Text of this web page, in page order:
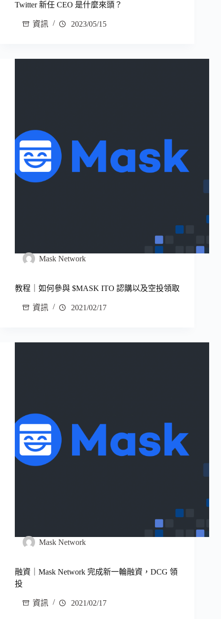
Twitter 新任 CEO 是什麼來頭？
資訊 2023/05/15
Mask Network
教程｜如何參與 $MASK ITO 認購以及空投領取
資訊 2021/02/17
Mask Network
融資｜Mask Network 完成新一輪融資，DCG 領
投
資訊 2021/02/17